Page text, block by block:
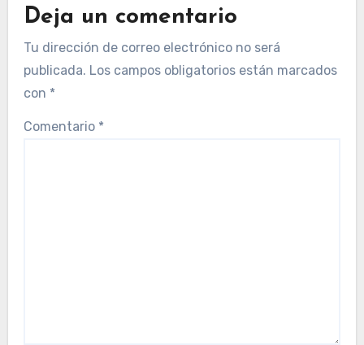
Deja un comentario
Tu dirección de correo electrónico no será
publicada. Los campos obligatorios están marcados
con *
Comentario *